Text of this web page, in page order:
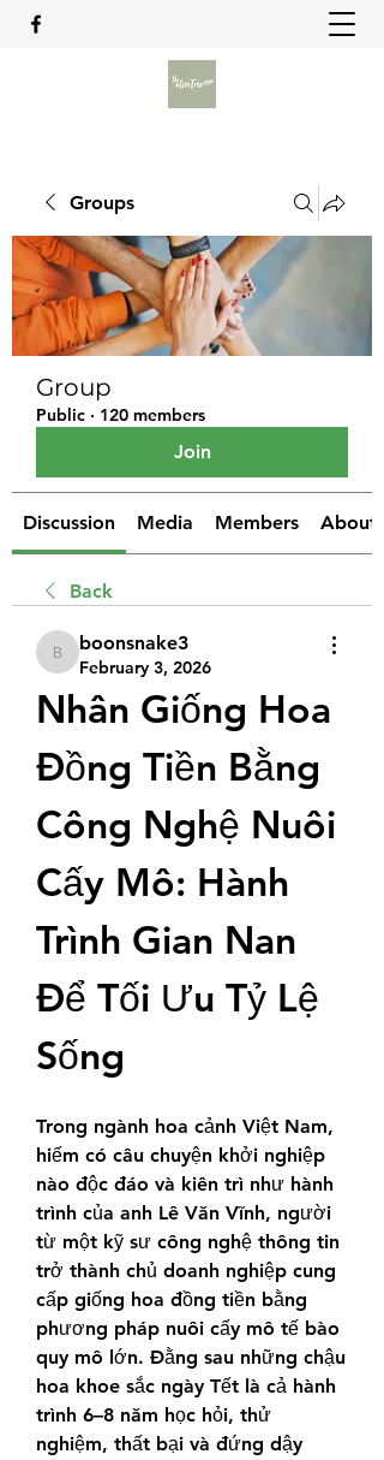
Groups
Group
Public · 120 members
Join
Discussion Media Members About
Back
boonsnake3
boonsnake3
February 3, 2026
Nhân Giống Hoa
Đồng Tiền Bằng
Công Nghệ Nuôi
Cấy Mô: Hành
Trình Gian Nan
Để Tối Ưu Tỷ Lệ
Sống
Trong ngành hoa cảnh Việt Nam,
hiếm có câu chuyện khởi nghiệp
nào độc đáo và kiên trì như hành
trình của anh Lê Văn Vĩnh, người
từ một kỹ sư công nghệ thông tin
trở thành chủ doanh nghiệp cung
cấp giống hoa đồng tiền bằng
phương pháp nuôi cấy mô tế bào
quy mô lớn. Đằng sau những chậu
hoa khoe sắc ngày Tết là cả hành
trình 6–8 năm học hỏi, thử
nghiệm, thất bại và đứng dậy